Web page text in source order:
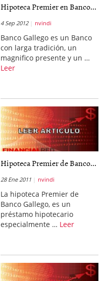
Hipoteca Premier en Banco...
4 Sep 2012 nvindi
Banco Gallego es un Banco
con larga tradición, un
magnifico presente y un …
Leer
Hipoteca Premier de Banco...
28 Ene 2011 nvindi
La hipoteca Premier de
Banco Gallego, es un
préstamo hipotecario
especialmente … Leer